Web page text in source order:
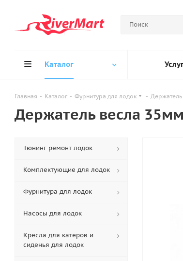
Каталог
Главная - Каталог - Фурнитура для лодок - Держатель
Держатель весла
Тюнинг ремонт лодок
Комплектующие для лодок
Фурнитура для лодок
Насосы для лодок
Кресла для катеров и
сиденья для лодок